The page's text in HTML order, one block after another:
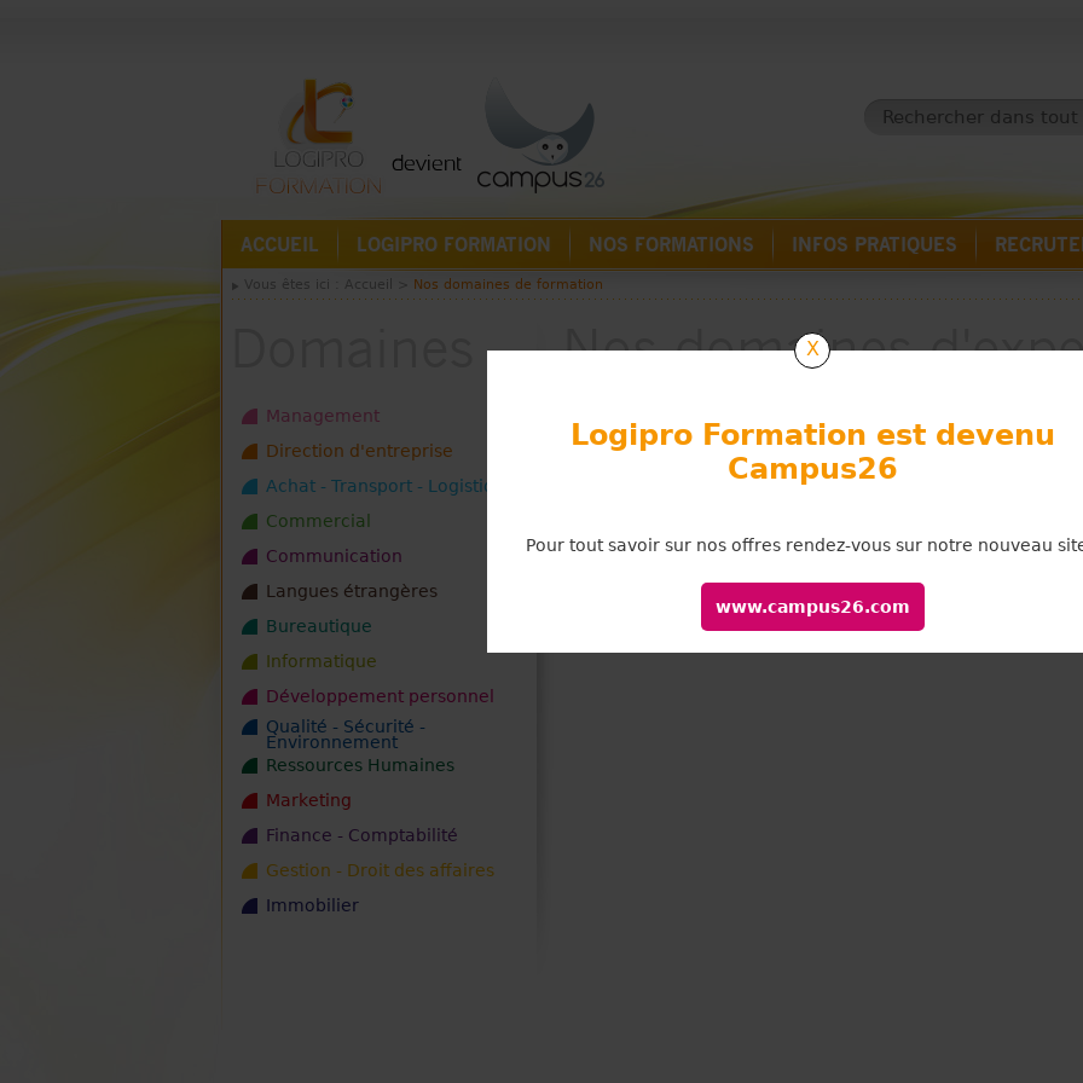
ACCUEIL LOGIPRO FORMATION NOS FORMATIONS INFOS PRATIQUES
Vous êtes ici : Accueil Nos domaines de formation
X
Logipro Formation est devenu
Campus26
Pour tout savoir sur nos offres rendez-vous sur notre nouveau
www.campus26.com
Management
Direction d'entreprise
Achat - Transport - Logistique
Commercial
Communication
Langues étrangères
Bureautique
Informatique
Développement personnel
Qualité - Sécurité -
Environnement
Ressources Humaines
Marketing
Finance - Comptabilité
Gestion - Droit des affaires
Immobilier
Nos domaines